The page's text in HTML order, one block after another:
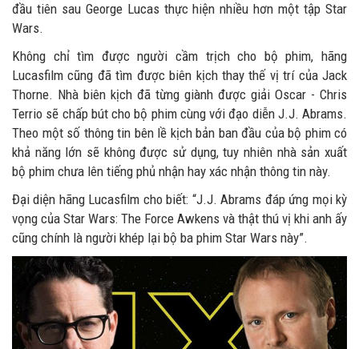
đầu tiên sau George Lucas thực hiện nhiều hơn một tập Star
Wars.
Không chỉ tìm được người cầm trịch cho bộ phim, hãng
Lucasfilm cũng đã tìm được biên kịch thay thế vị trí của Jack
Thorne. Nhà biên kịch đã từng giành được giải Oscar - Chris
Terrio sẽ chấp bút cho bộ phim cùng với đạo diễn J.J. Abrams.
Theo một số thông tin bên lề kịch bản ban đầu của bộ phim có
khả năng lớn sẽ không được sử dụng, tuy nhiên nhà sản xuất
bộ phim chưa lên tiếng phủ nhận hay xác nhận thông tin này.
Đại diện hãng Lucasfilm cho biết: “J.J. Abrams đáp ứng mọi kỳ
vọng của Star Wars: The Force Awkens và thật thú vị khi anh ấy
cũng chính là người khép lại bộ ba phim Star Wars này”.